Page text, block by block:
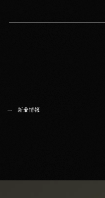
新着情報